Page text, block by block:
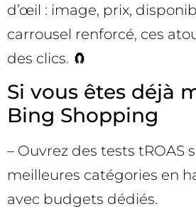
d’œil : image, prix,
carrousel renforcé, ces
des clics. 🧲
Si vous êtes déjà
Bing Shopping
– Ouvrez des tests tROAS
meilleures catégories en
avec budgets dédiés.